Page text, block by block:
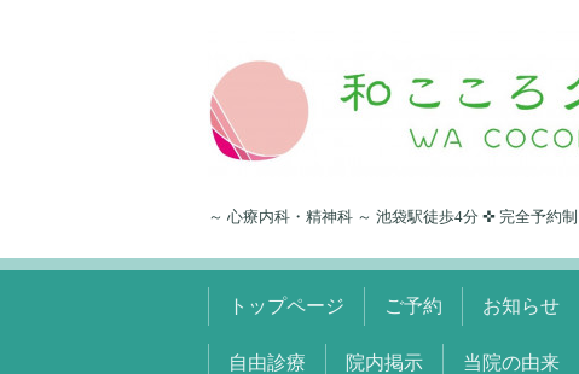
～ 心療内科・精神科 ～ 池袋駅徒歩4分 ✜ 完全予約
トップページ ご予約 お知らせ
自由診療 院内掲示 当院の由来